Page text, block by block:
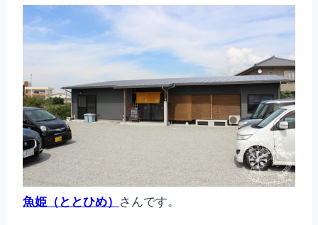
魚姫（ととひめ） さんです。